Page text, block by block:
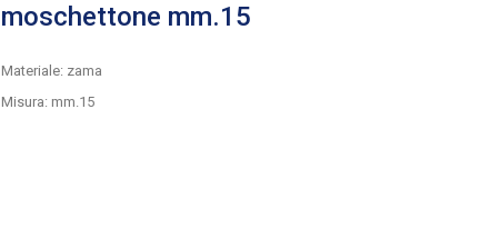
moschettone mm.15
Materiale: zama
Misura: mm.15